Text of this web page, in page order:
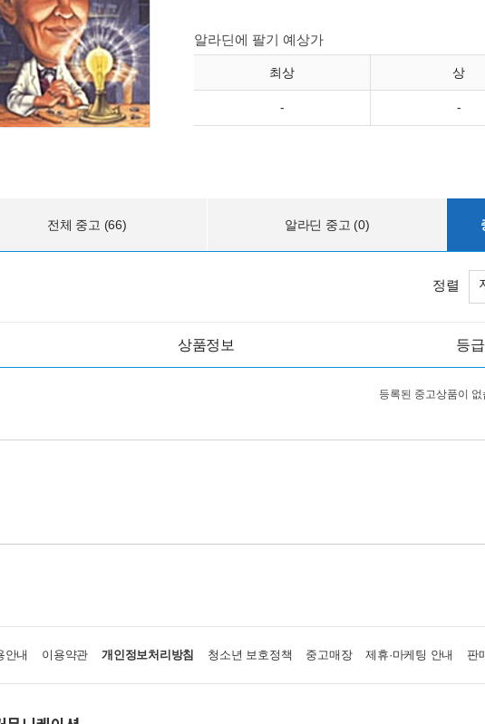
알라딘에 팔기 예상가
최상 상
- -
전체 중고 (66) 알라딘 중고 (0)
정렬
상품정보 등급
등록된 중고상품이 없
안내 이용약관 개인정보처리방침 청소년 보호정책 중고매장 제휴·마케팅 안내 판